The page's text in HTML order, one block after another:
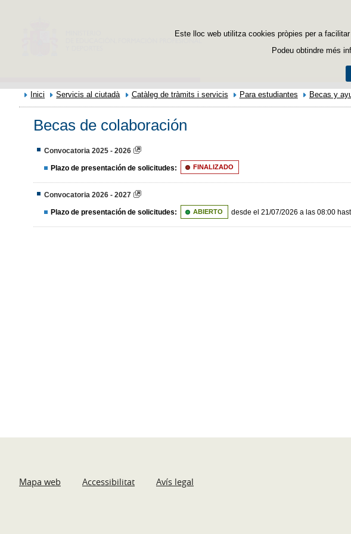
Este lloc web utilitza cookies pròpies per a
Podeu obtindre més
Inici Servicis al ciutadà Catàleg de tràmits i servicis Para estudiantes Becas y
Becas de colaboración
Convocatoria 2025 - 2026
Plazo de presentación de solicitudes: FINALIZADO
Convocatoria 2026 - 2027
Plazo de presentación de solicitudes: ABIERTO desde el 21/07/2026 a las 08:00
Mapa web Accessibilitat Avís legal